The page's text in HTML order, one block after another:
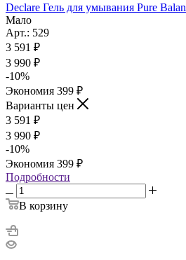
Declare Гель для умывания Pure
Мало
Арт.: 529
3 591 ₽
3 990 ₽
-10%
Экономия 399 ₽
Варианты цен
3 591 ₽
3 990 ₽
-10%
Экономия 399 ₽
Подробности
В корзину